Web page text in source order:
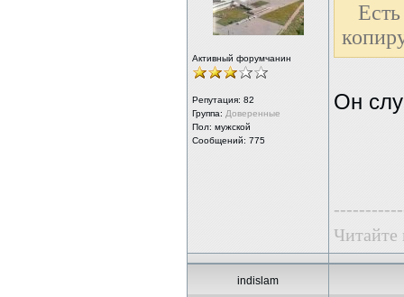
Активный форумчанин
Репутация: 82
Группа: Доверенные
Пол: мужской
Сообщений: 775
Он
Читайте
indislam